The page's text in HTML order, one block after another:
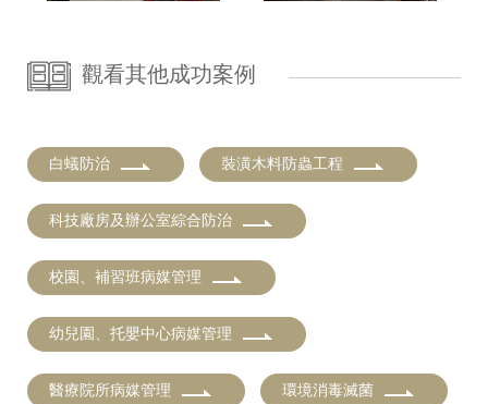
觀看其他成功案例
白蟻防治 裝潢木料防蟲工程
科技廠房及辦公室綜合防治
校園、補習班病媒管理
幼兒園、托嬰中心病媒管理
醫療院所病媒管理 環境消毒滅菌